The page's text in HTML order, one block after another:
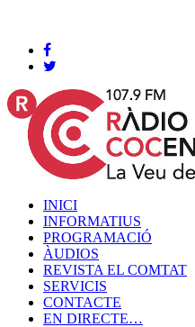
INICI
INFORMATIUS
PROGRAMACIÓ
ÀUDIOS
REVISTA EL COMTAT
SERVICIS
CONTACTE
EN DIRECTE…